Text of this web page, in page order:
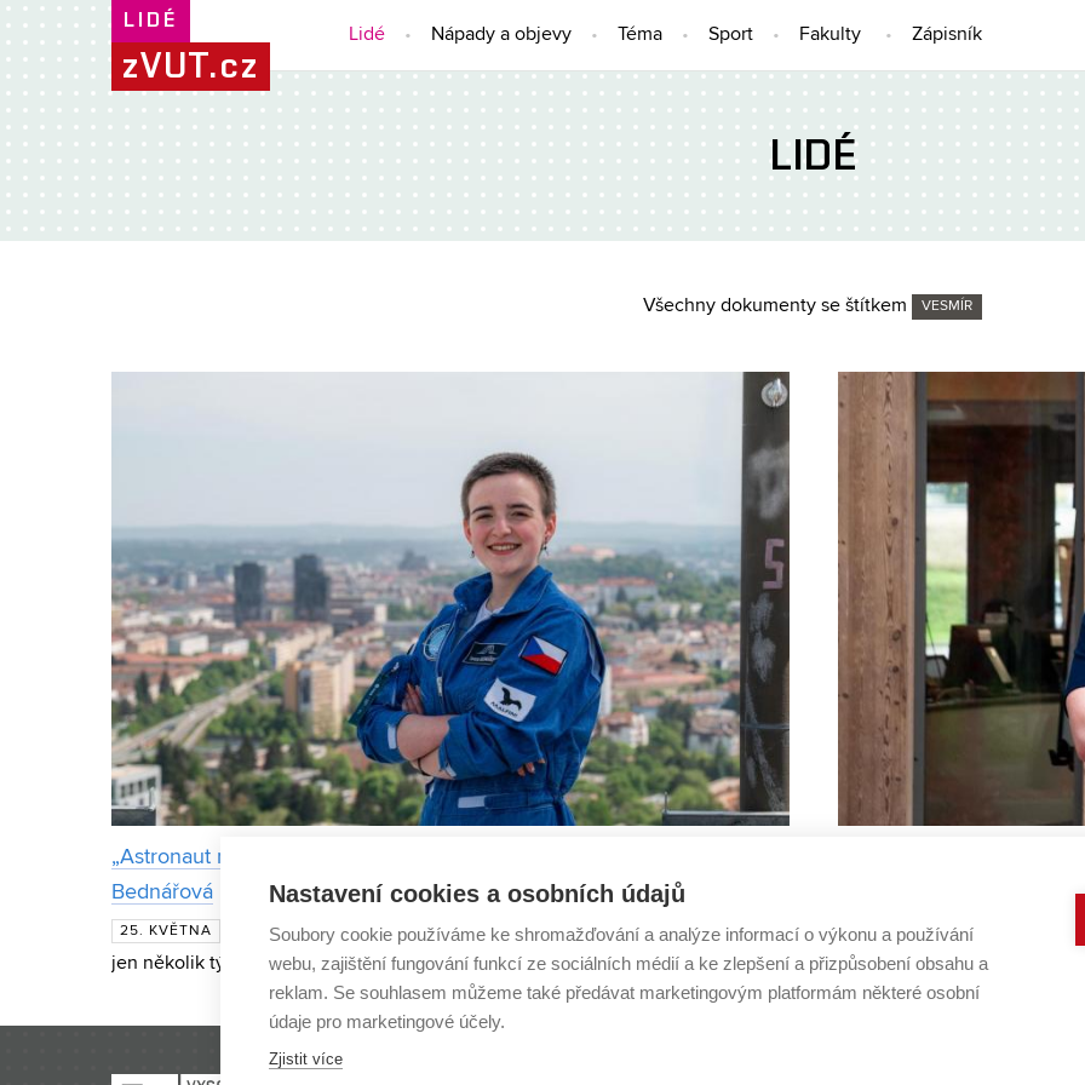
LIDÉ
zVUT.cz
Lidé Nápady a objevy Téma Sport Fakulty Zápisník
LIDÉ
Všechny dokumenty se štítkem VESMÍR
„Astronaut nemusí být ten nejlepší v místnosti,“ říká kadetka Tereza
Bednářová
25. KVĚTNA
Když se Tereza Bednářová dozvěděla o projektu Zero-G, zbývalo jí
jen několik týdnů do devatenáctých narozenin. „Říkala jsem si: ještě můžeš, tak
to zkus,“ vzpomíná dnes studentka mechatroniky z Fakult
tento podzim stal doktorský
pouze na zkoušku. Spolu se
Nastavení cookies a osobních údajů
Soubory cookie používáme ke shromažďování a analýze informací o výkonu a používání
webu, zajištění fungování funkcí ze sociálních médií a ke zlepšení a přizpůsobení obsahu a
reklam. Se souhlasem můžeme také předávat marketingovým platformám některé osobní
údaje pro marketingové účely.
Zjistit více